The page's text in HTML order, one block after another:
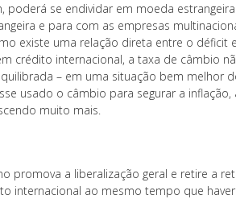
poderá se endividar em moeda
e para com as empresas
existe uma relação direta entre o
crédito internacional, a taxa de câmbio
– em uma situação bem melhor
usado o câmbio para segurar a
muito mais.
promova a liberalização geral e retire a
internacional ao mesmo tempo que